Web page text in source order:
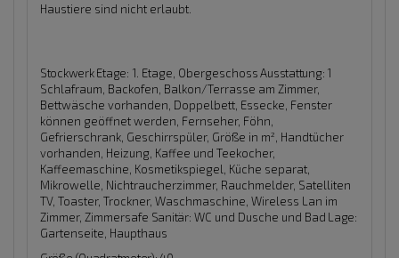
Haustiere sind nicht erlaubt.
Stockwerk Etage: 1. Etage, ObergeschossAusstattung: 1
Schlafraum, Backofen, Balkon/Terrasse am Zimmer,
Bettwäsche vorhanden, Doppelbett, Essecke, Fenster
können geöffnet werden, Fernseher, Föhn,
Gefrierschrank, Geschirrspüler, Größe in m², Handtücher
vorhanden, Heizung, Kaffee und Teekocher,
Kaffeemaschine, Kosmetikspiegel, Küche separat,
Mikrowelle, Nichtraucherzimmer, Rauchmelder, Satelliten
TV, Toaster, Trockner, Waschmaschine, Wireless Lan im
Zimmer, Zimmersafe Sanitär: WC und Dusche und Bad Lage:
Gartenseite, Haupthaus